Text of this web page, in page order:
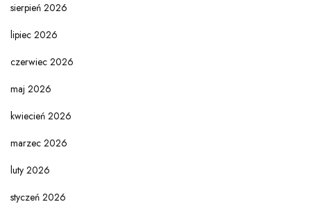
sierpień 2026
lipiec 2026
czerwiec 2026
maj 2026
kwiecień 2026
marzec 2026
luty 2026
styczeń 2026